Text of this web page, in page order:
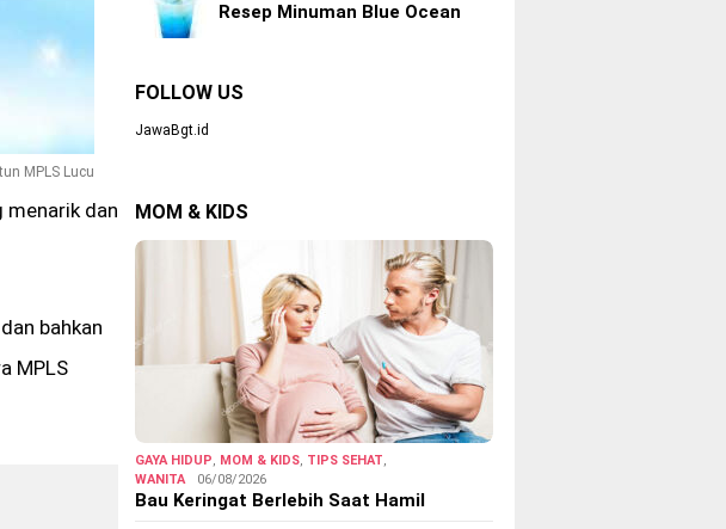
MPLS Lucu
menarik dan
bahkan
MPLS
Resep Minuman Blue Ocean
FOLLOW US
JawaBgt.id
MOM & KIDS
GAYA HIDUP, MOM & KIDS, TIPS SEHAT,
WANITA
06/08/2026
Bau Keringat Berlebih Saat Hamil